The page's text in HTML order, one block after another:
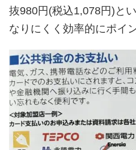
抜980円(税込1,078円)と
なりにくく効率的にポイ